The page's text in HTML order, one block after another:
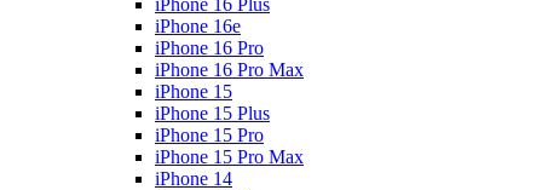
iPhone 16 Plus
iPhone 16e
iPhone 16 Pro
iPhone 16 Pro Max
iPhone 15
iPhone 15 Plus
iPhone 15 Pro
iPhone 15 Pro Max
iPhone 14